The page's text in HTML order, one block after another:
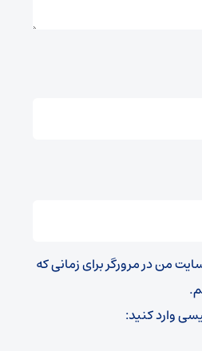
من در مرورگر برای زمانی که
وارد کنید: